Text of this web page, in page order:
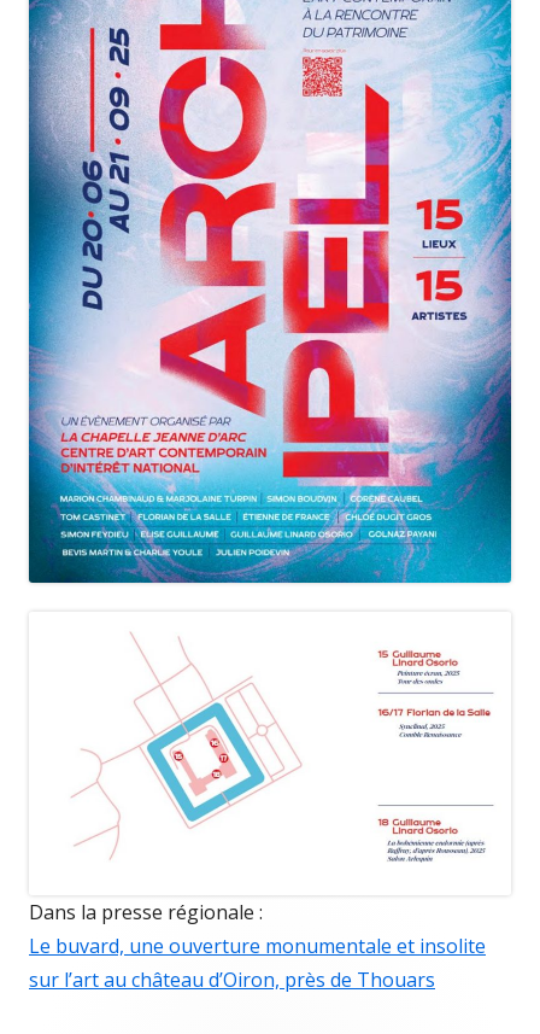
Dans la presse régionale :
Le buvard, une ouverture monumentale et insolite
sur l’art au château d’Oiron, près de Thouars